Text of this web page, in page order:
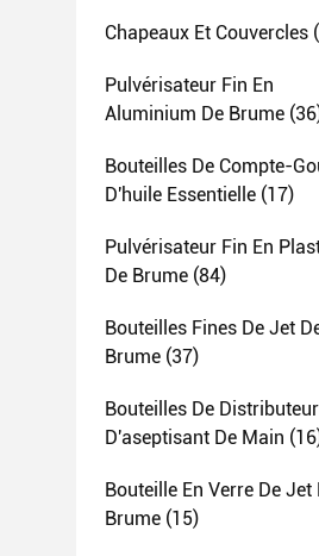
Chapeaux Et Couvercles
Pulvérisateur Fin En
Aluminium De Brume
Bouteilles De Compte-
D'huile Essentielle (17)
Pulvérisateur Fin En
De Brume (84)
Bouteilles Fines De Jet
Brume (37)
Bouteilles De Distributeur
D'aseptisant De Main
Bouteille En Verre De Jet
Brume (15)